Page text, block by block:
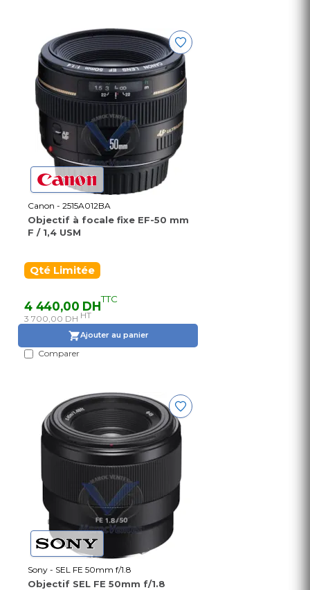
Canon - 2515A012BA
Objectif à focale fixe EF-50 mm
F / 1,4 USM
Qté Limitée
4 440,00 DHTTC
3 700,00 DH HT
Ajouter au panier
Comparer
Sony - SEL FE 50mm f/1.8
Objectif SEL FE 50mm f/1.8